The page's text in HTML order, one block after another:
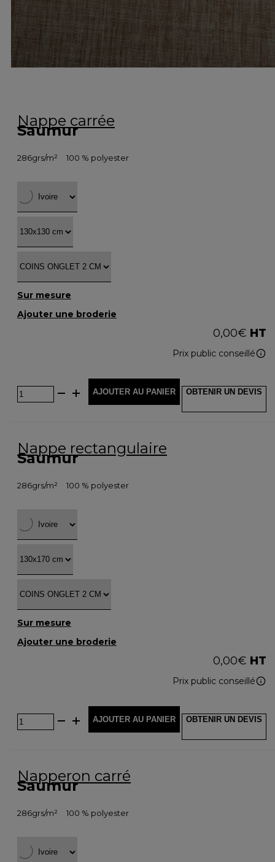
Nappe carrée
Saumur
286grs/m² 100 % polyester
Sur mesure
Ajouter une broderie
0,00€ HT
Prix public conseillé
AJOUTER AU PANIER OBTENIR UN DEVIS
Nappe rectangulaire
Saumur
286grs/m² 100 % polyester
Sur mesure
Ajouter une broderie
0,00€ HT
Prix public conseillé
AJOUTER AU PANIER OBTENIR UN DEVIS
Napperon carré
Saumur
286grs/m² 100 % polyester